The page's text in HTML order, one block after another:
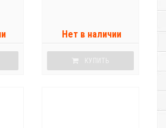
Нет в наличии
КУПИТЬ